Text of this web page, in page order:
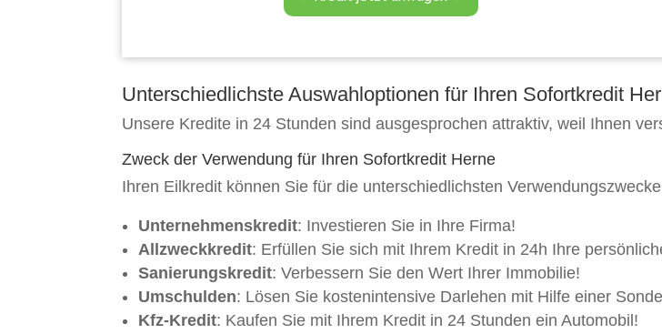
Unterschiedlichste Auswahloptionen für Ihren Sofortkredit
Unsere Kredite in 24 Stunden sind ausgesprochen attraktiv, weil Ihnen
Zweck der Verwendung für Ihren Sofortkredit Herne
Ihren Eilkredit können Sie für die unterschiedlichsten
Unternehmenskredit: Investieren Sie in Ihre Firma!
Allzweckkredit: Erfüllen Sie sich mit Ihrem Kredit in 24h Ihre
Sanierungskredit: Verbessern Sie den Wert Ihrer Immobilie!
Umschulden: Lösen Sie kostenintensive Darlehen mit Hilfe einer
Kfz-Kredit: Kaufen Sie mit Ihrem Kredit in 24 Stunden ein Automobil!